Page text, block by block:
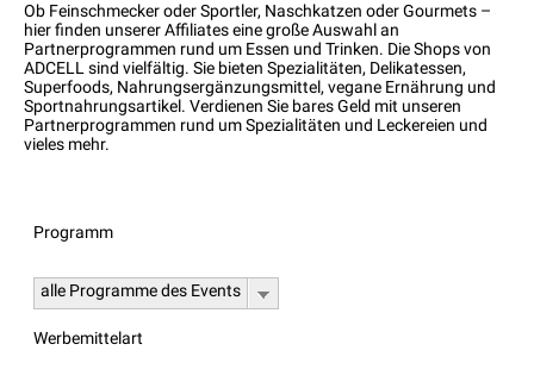
Ob Feinschmecker oder Sportler, Naschkatzen oder Gourmets –
hier finden unserer Affiliates eine große Auswahl an
Partnerprogrammen rund um Essen und Trinken. Die Shops von
ADCELL sind vielfältig. Sie bieten Spezialitäten, Delikatessen,
Superfoods, Nahrungsergänzungsmittel, vegane Ernährung und
Sportnahrungsartikel. Verdienen Sie bares Geld mit unseren
Partnerprogrammen rund um Spezialitäten und Leckereien und
vieles mehr.
Programm
alle Programme des Events
Werbemittelart